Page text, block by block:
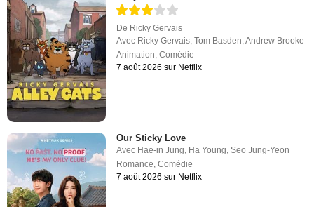
De Ricky Gervais
Avec Ricky Gervais ,Tom Basden ,Andrew Brooke
Animation ,Comédie
7 août 2026 sur Netflix
Our Sticky Love
Avec Hae-in Jung, Ha Young,Seo Jung-Yeon
Romance,Comédie
7 août 2026 sur Netflix